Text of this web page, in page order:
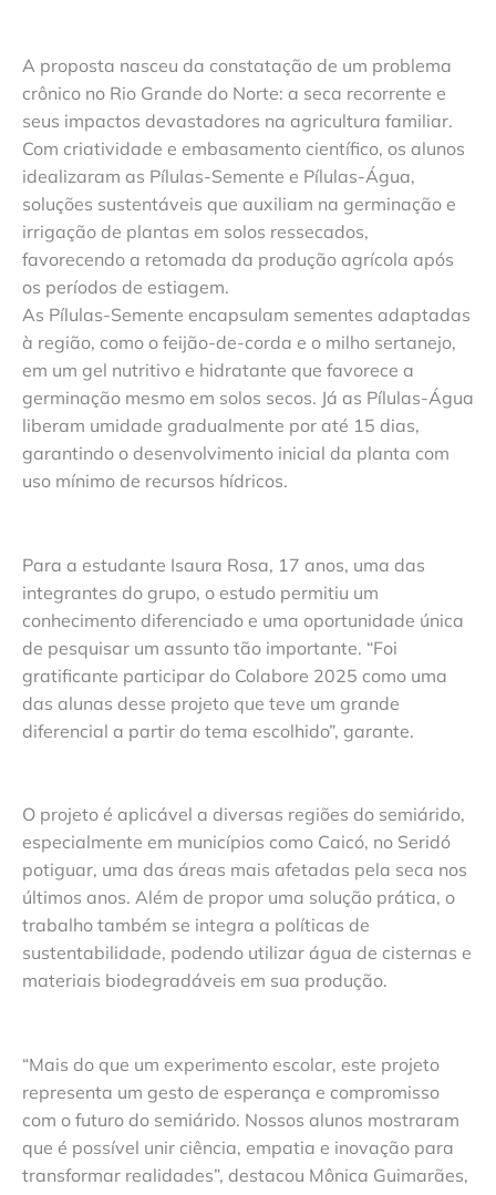
A proposta nasceu da constatação de um problema
crônico no Rio Grande do Norte: a seca recorrente e
seus impactos devastadores na agricultura familiar.
Com criatividade e embasamento científico, os alunos
idealizaram as Pílulas-Semente e Pílulas-Água,
soluções sustentáveis que auxiliam na germinação e
irrigação de plantas em solos ressecados,
favorecendo a retomada da produção agrícola após
os períodos de estiagem.
As Pílulas-Semente encapsulam sementes adaptadas
à região, como o feijão-de-corda e o milho sertanejo,
em um gel nutritivo e hidratante que favorece a
germinação mesmo em solos secos. Já as Pílulas-Água
liberam umidade gradualmente por até 15 dias,
garantindo o desenvolvimento inicial da planta com
uso mínimo de recursos hídricos.
Para a estudante Isaura Rosa, 17 anos, uma das
integrantes do grupo, o estudo permitiu um
conhecimento diferenciado e uma oportunidade única
de pesquisar um assunto tão importante. “Foi
gratificante participar do Colabore 2025 como uma
das alunas desse projeto que teve um grande
diferencial a partir do tema escolhido”, garante.
O projeto é aplicável a diversas regiões do semiárido,
especialmente em municípios como Caicó, no Seridó
potiguar, uma das áreas mais afetadas pela seca nos
últimos anos. Além de propor uma solução prática, o
trabalho também se integra a políticas de
sustentabilidade, podendo utilizar água de cisternas e
materiais biodegradáveis em sua produção.
“Mais do que um experimento escolar, este projeto
representa um gesto de esperança e compromisso
com o futuro do semiárido. Nossos alunos mostraram
que é possível unir ciência, empatia e inovação para
transformar realidades”, destacou Mônica Guimarães,